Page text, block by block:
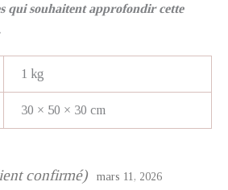
qui souhaitent approfondir cette
1 kg
30 × 50 × 30 cm
confirmé) mars 11, 2026